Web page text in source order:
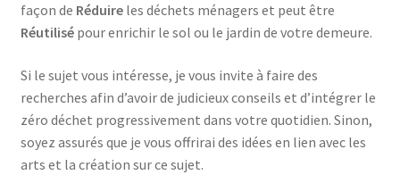
façon de Réduireles déchets ménagers et peut être
Réutilisépour enrichir le sol ou le jardin de votre demeure.
Si le sujet vous intéresse, je vous invite à faire des
recherches afin d’avoir de judicieux conseils et d’intégrer le
zéro déchet progressivement dans votre quotidien. Sinon,
soyez assurés que je vous offrirai des idées en lien avec les
arts et la création sur ce sujet.